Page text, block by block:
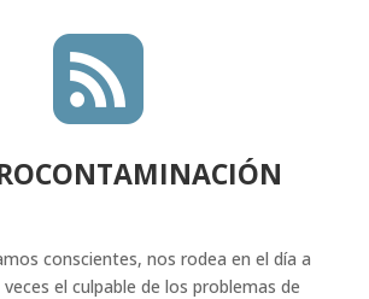

conscientes, nos rodea en el día a
el culpable de los problemas de